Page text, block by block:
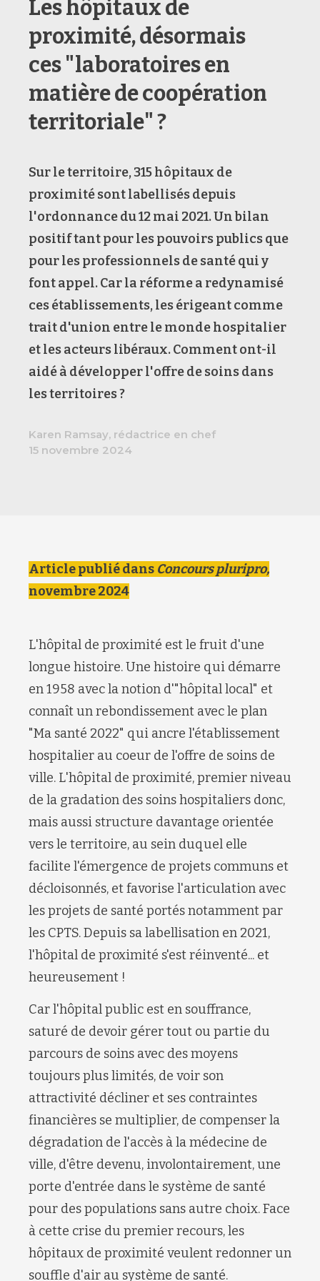
Les hôpitaux de
proximité, désormais
ces "laboratoires en
matière de coopération
territoriale" ?
Sur le territoire, 315 hôpitaux de
proximité sont labellisés depuis
l'ordonnance du 12 mai 2021. Un bilan
positif tant pour les pouvoirs publics que
pour les professionnels de santé qui y
font appel. Car la réforme a redynamisé
ces établissements, les érigeant comme
trait d'union entre le monde hospitalier
et les acteurs libéraux. Comment ont-il
aidé à développer l'offre de soins dans
les territoires ?
Karen Ramsay, rédactrice en chef
15 novembre 2024
Article publié dans Concours pluripro,
novembre 2024
L'hôpital de proximité est le fruit d'une
longue histoire. Une histoire qui démarre
en 1958 avec la notion d'"hôpital local" et
connaît un rebondissement avec le plan
"Ma santé 2022" qui ancre l'établissement
hospitalier au coeur de l'offre de soins de
ville. L'hôpital de proximité, premier niveau
de la gradation des soins hospitaliers donc,
mais aussi structure davantage orientée
vers le territoire, au sein duquel elle
facilite l'émergence de projets communs et
décloisonnés, et favorise l'articulation avec
les projets de santé portés notamment par
les CPTS. Depuis sa labellisation en 2021,
l'hôpital de proximité s'est réinventé... et
heureusement !
Car l'hôpital public est en souffrance,
saturé de devoir gérer tout ou partie du
parcours de soins avec des moyens
toujours plus limités, de voir son
attractivité décliner et ses contraintes
financières se multiplier, de compenser la
dégradation de l'accès à la médecine de
ville, d'être devenu, involontairement, une
porte d'entrée dans le système de santé
pour des populations sans autre choix. Face
à cette crise du premier recours, les
hôpitaux de proximité veulent redonner un
souffle d'air au système de santé.